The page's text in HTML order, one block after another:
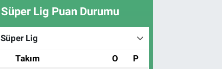
Süper Lig Puan Durumu
Süper Lig
Takım O P